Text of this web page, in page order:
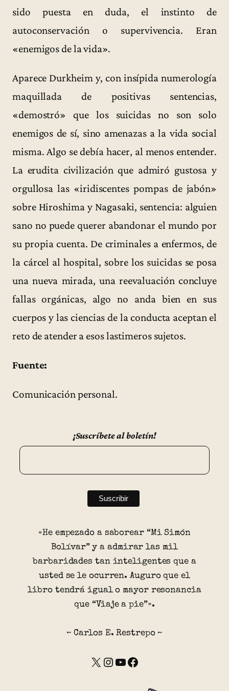
sido puesta en duda, el instinto de
autoconservación o supervivencia. Eran
«enemigos de la vida».
Aparece Durkheim y, con insípida numerología
maquillada de positivas sentencias,
«demostró» que los suicidas no son solo
enemigos de sí, sino amenazas a la vida social
misma. Algo se debía hacer, al menos entender.
La erudita civilización que admiró gustosa y
orgullosa las «iridiscentes pompas de jabón»
sobre Hiroshima y Nagasaki, sentencia: alguien
sano no puede querer abandonar el mundo por
su propia cuenta. De criminales a enfermos, de
la cárcel al hospital, sobre los suicidas se posa
una nueva mirada, una reevaluación concluye
fallas orgánicas, algo no anda bien en sus
cuerpos y las ciencias de la conducta aceptan el
reto de atender a esos lastimeros sujetos.
Fuente:
Comunicación personal.
¡Suscríbete al boletín!
«He empezado a saborear “Mi Simón
Bolívar” y a admirar las mil
barbaridades tan inteligentes que a
usted se le ocurren. Auguro que el
libro tendrá igual o mayor resonancia
que “Viaje a pie”».
~ Carlos E. Restrepo ~
X Instagram YouTube Facebook